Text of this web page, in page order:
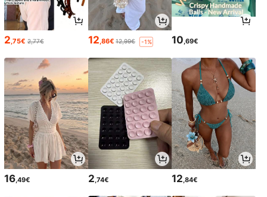
2,75€ 2,77€ 12,86€ 12,99€ -1% 10,69€
16 ,49€ 2 ,74€ 12 ,84€